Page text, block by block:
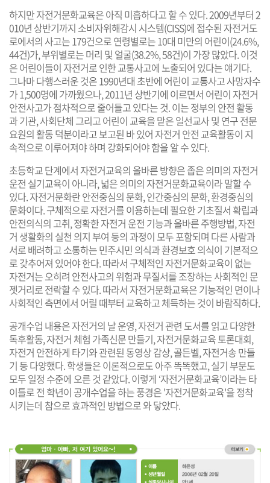
하지만 자전거문화교육은 아직 미흡하다고 할 수 있다. 2009년부터 2
010년 상반기까지 소비자위해감시 시스템(CISS)에 접수된 자전거도
로에서의 사고는 179건으로 연령별로는 10대 미만의 어린이(24.6%,
44건)가, 부위별로는 머리 및 얼굴(38.2%, 58건)이 가장 많았다. 이것
은 어린이들이 자전거로 인한 교통사고에 노출되어 있다는 얘기다.
그나마 다행스러운 것은 1990년대 초반에 어린이 교통사고 사망자수
가 1,500명에 가까웠으나, 2011년 상반기에 이르면서 어린이 자전거
안전사고가 점차적으로 줄어들고 있다는 것. 이는 정부의 안전 활동
과 기관, 사회단체 그리고 어린이 교육을 맡은 일선교사 및 연구 전문
요원의 활동 덕분이라고 보고된 바 있어 자전거 안전 교육활동이 지
속적으로 이루어져야 하며 강화되어야 함을 알 수 있다.
초등학교 단계에서 자전거교육의 올바른 방향은 좁은 의미의 자전거
운전 실기교육이 아니라, 넓은 의미의 자전거문화교육이라 말할 수
있다. 자전거문화란 안전중심의 문화, 인간중심의 문화, 환경중심의
문화이다. 구체적으로 자전거를 이용하는데 필요한 기초질서 확립과
안전의식의 고취, 정확한 자전거 운전 기능과 올바른 주행방법, 자전
거 생활화의 실천 의지 부여 등의 과정이 모두 포함되며 다른 사람과
서로 배려하고 소통하는 민주시민 의식과 환경보호 의식이 기본적으
로 갖추어져 있어야 한다. 따라서 구체적인 자전거문화교육이 없는
자전거는 오히려 안전사고의 위험과 무질서를 조장하는 사회적인 문
젯거리로 전락할 수 있다. 따라서 자전거문화교육은 기능적인 면이나
사회적인 측면에서 어릴 때부터 교육하고 체득하는 것이 바람직하다.
공개수업 내용은 자전거의 날 운영, 자전거 관련 도서를 읽고 다양한
독후활동, 자전거 체험 가족신문 만들기, 자전거문화교육 토론대회,
자전거 안전하게 타기와 관련된 동영상 감상, 골든벨, 자전거송 만들
기 등 다양했다. 학생들은 이론적으로도 아주 똑똑했고, 실기 부문도
모두 일정 수준에 오른 것 같았다. 이렇게 ‘자전거문화교육’이라는 타
이틀로 전 학년이 공개수업을 하는 풍경은 '자전거문화교육'을 정착
시키는데 참으로 효과적인 방법으로 와 닿았다.